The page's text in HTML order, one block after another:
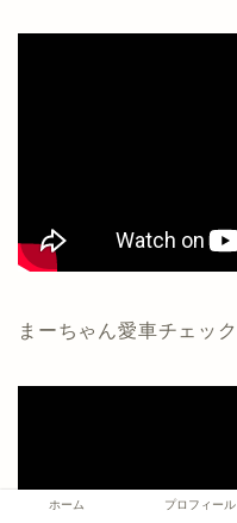
まーちゃん愛車チェック
ホーム プロフィール